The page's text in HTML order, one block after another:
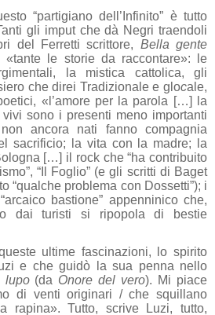
“partigiano dell’Infinito” è tutto
gli imput che dà Negri traendoli
del Ferretti scrittore, Bella gente
«tante le storie da raccontare»: le
la mistica cattolica, gli
che direi Tradizionale e glocale,
«l’amore per la parola […] la
sono i presenti meno importanti
ancora nati fanno compagnia
sacrificio; la vita con la madre; la
[…] il rock che “ha contribuito
“Il Foglio” (e gli scritti di Baget
“qualche problema con Dossetti”); i
bastione” appenninico che,
dai turisti si ripopola di bestie
ultime fascinazioni, lo spirito
e che guidò la sua penna nello
lupo(da Onore del vero). Mi piace
di venti originari / che squillano
rapina». Tutto, scrive Luzi, tutto,